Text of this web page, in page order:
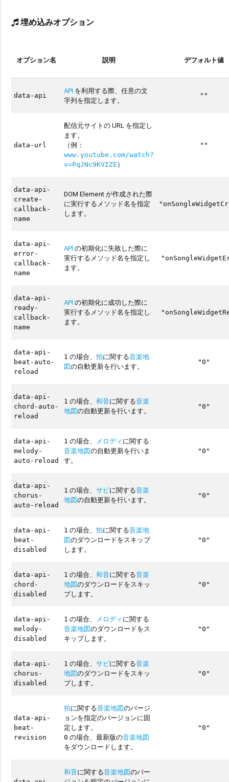
埋め込みオプション
オプション名 説明 デフォルト値
data-api
API を利用する際、任意の文
字列を指定します。
""
data-url
配信元サイトの URL を指定し
ます。
（例：
www.youtube.com/watch?
v=PqJNc9KVIZE ）
""
data-api-
create-
callback-
name
DOM Element が作成された際
に実行するメソッド名を指定
します。
data-api-
error-
callback-
name
API の初期化に失敗した際に
実行するメソッド名を指定し
ます。
data-api-
ready-
callback-
name
API の初期化に成功した際に
実行するメソッド名を指定し
ます。
data-api-
beat-auto-
reload
1 の場合、拍に関する音楽地
図の自動更新を行います。
"0"
data-api-
chord-auto-
reload
1 の場合、和音に関する音楽
地図の自動更新を行います。
"0"
data-api-
melody-
auto-reload
1 の場合、 メロディに関する
音楽地図の自動更新を行いま
す。
"0"
data-api-
chorus-
auto-reload
1 の場合、サビに関する音楽
地図の自動更新を行います。
"0"
data-api-
beat-
disabled
1 の場合、拍に関する音楽地
図のダウンロードをスキップ
します。
"0"
data-api-
chord-
disabled
1 の場合、和音に関する音楽
地図のダウンロードをスキッ
プします。
"0"
data-api-
melody-
disabled
1 の場合、 メロディに関する
音楽地図のダウンロードをス
キップします。
"0"
data-api-
chorus-
disabled
1 の場合、サビに関する音楽
地図のダウンロードをスキッ
プします。
"0"
data-api-
beat-
revision
拍に関する音楽地図のバージ
ョンを指定のバージョンに固
定します。
0 の場合、最新版の音楽地図
をダウンロードします。
"0"
和音に関する音楽地図のバー